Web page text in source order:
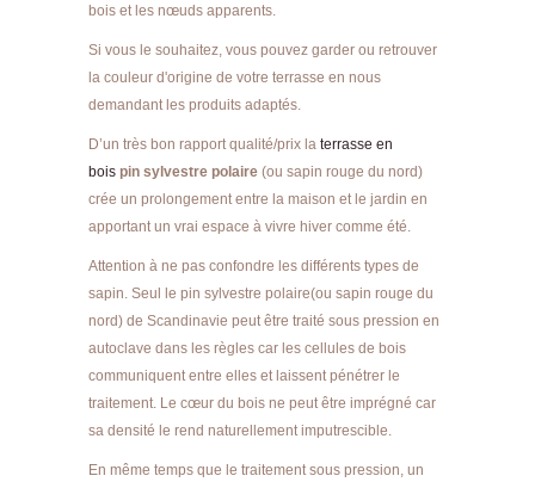
bois et les nœuds apparents.
Si vous le souhaitez, vous pouvez garder ou retrouver
la couleur d'origine de votre terrasse en nous
demandant les produits adaptés.
D’un très bon rapport qualité/prix la terrasse en
bois pin sylvestre polaire (ou sapin rouge du nord)
crée un prolongement entre la maison et le jardin en
apportant un vrai espace à vivre hiver comme été.
Attention à ne pas confondre les différents types de
sapin. Seul le pin sylvestre polaire(ou sapin rouge du
nord) de Scandinavie peut être traité sous pression en
autoclave dans les règles car les cellules de bois
communiquent entre elles et laissent pénétrer le
traitement. Le cœur du bois ne peut être imprégné car
sa densité le rend naturellement imputrescible.
En même temps que le traitement sous pression, un